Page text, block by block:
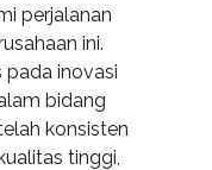
perjalanan
ini.
pada inovasi
bidang
konsisten
tinggi,